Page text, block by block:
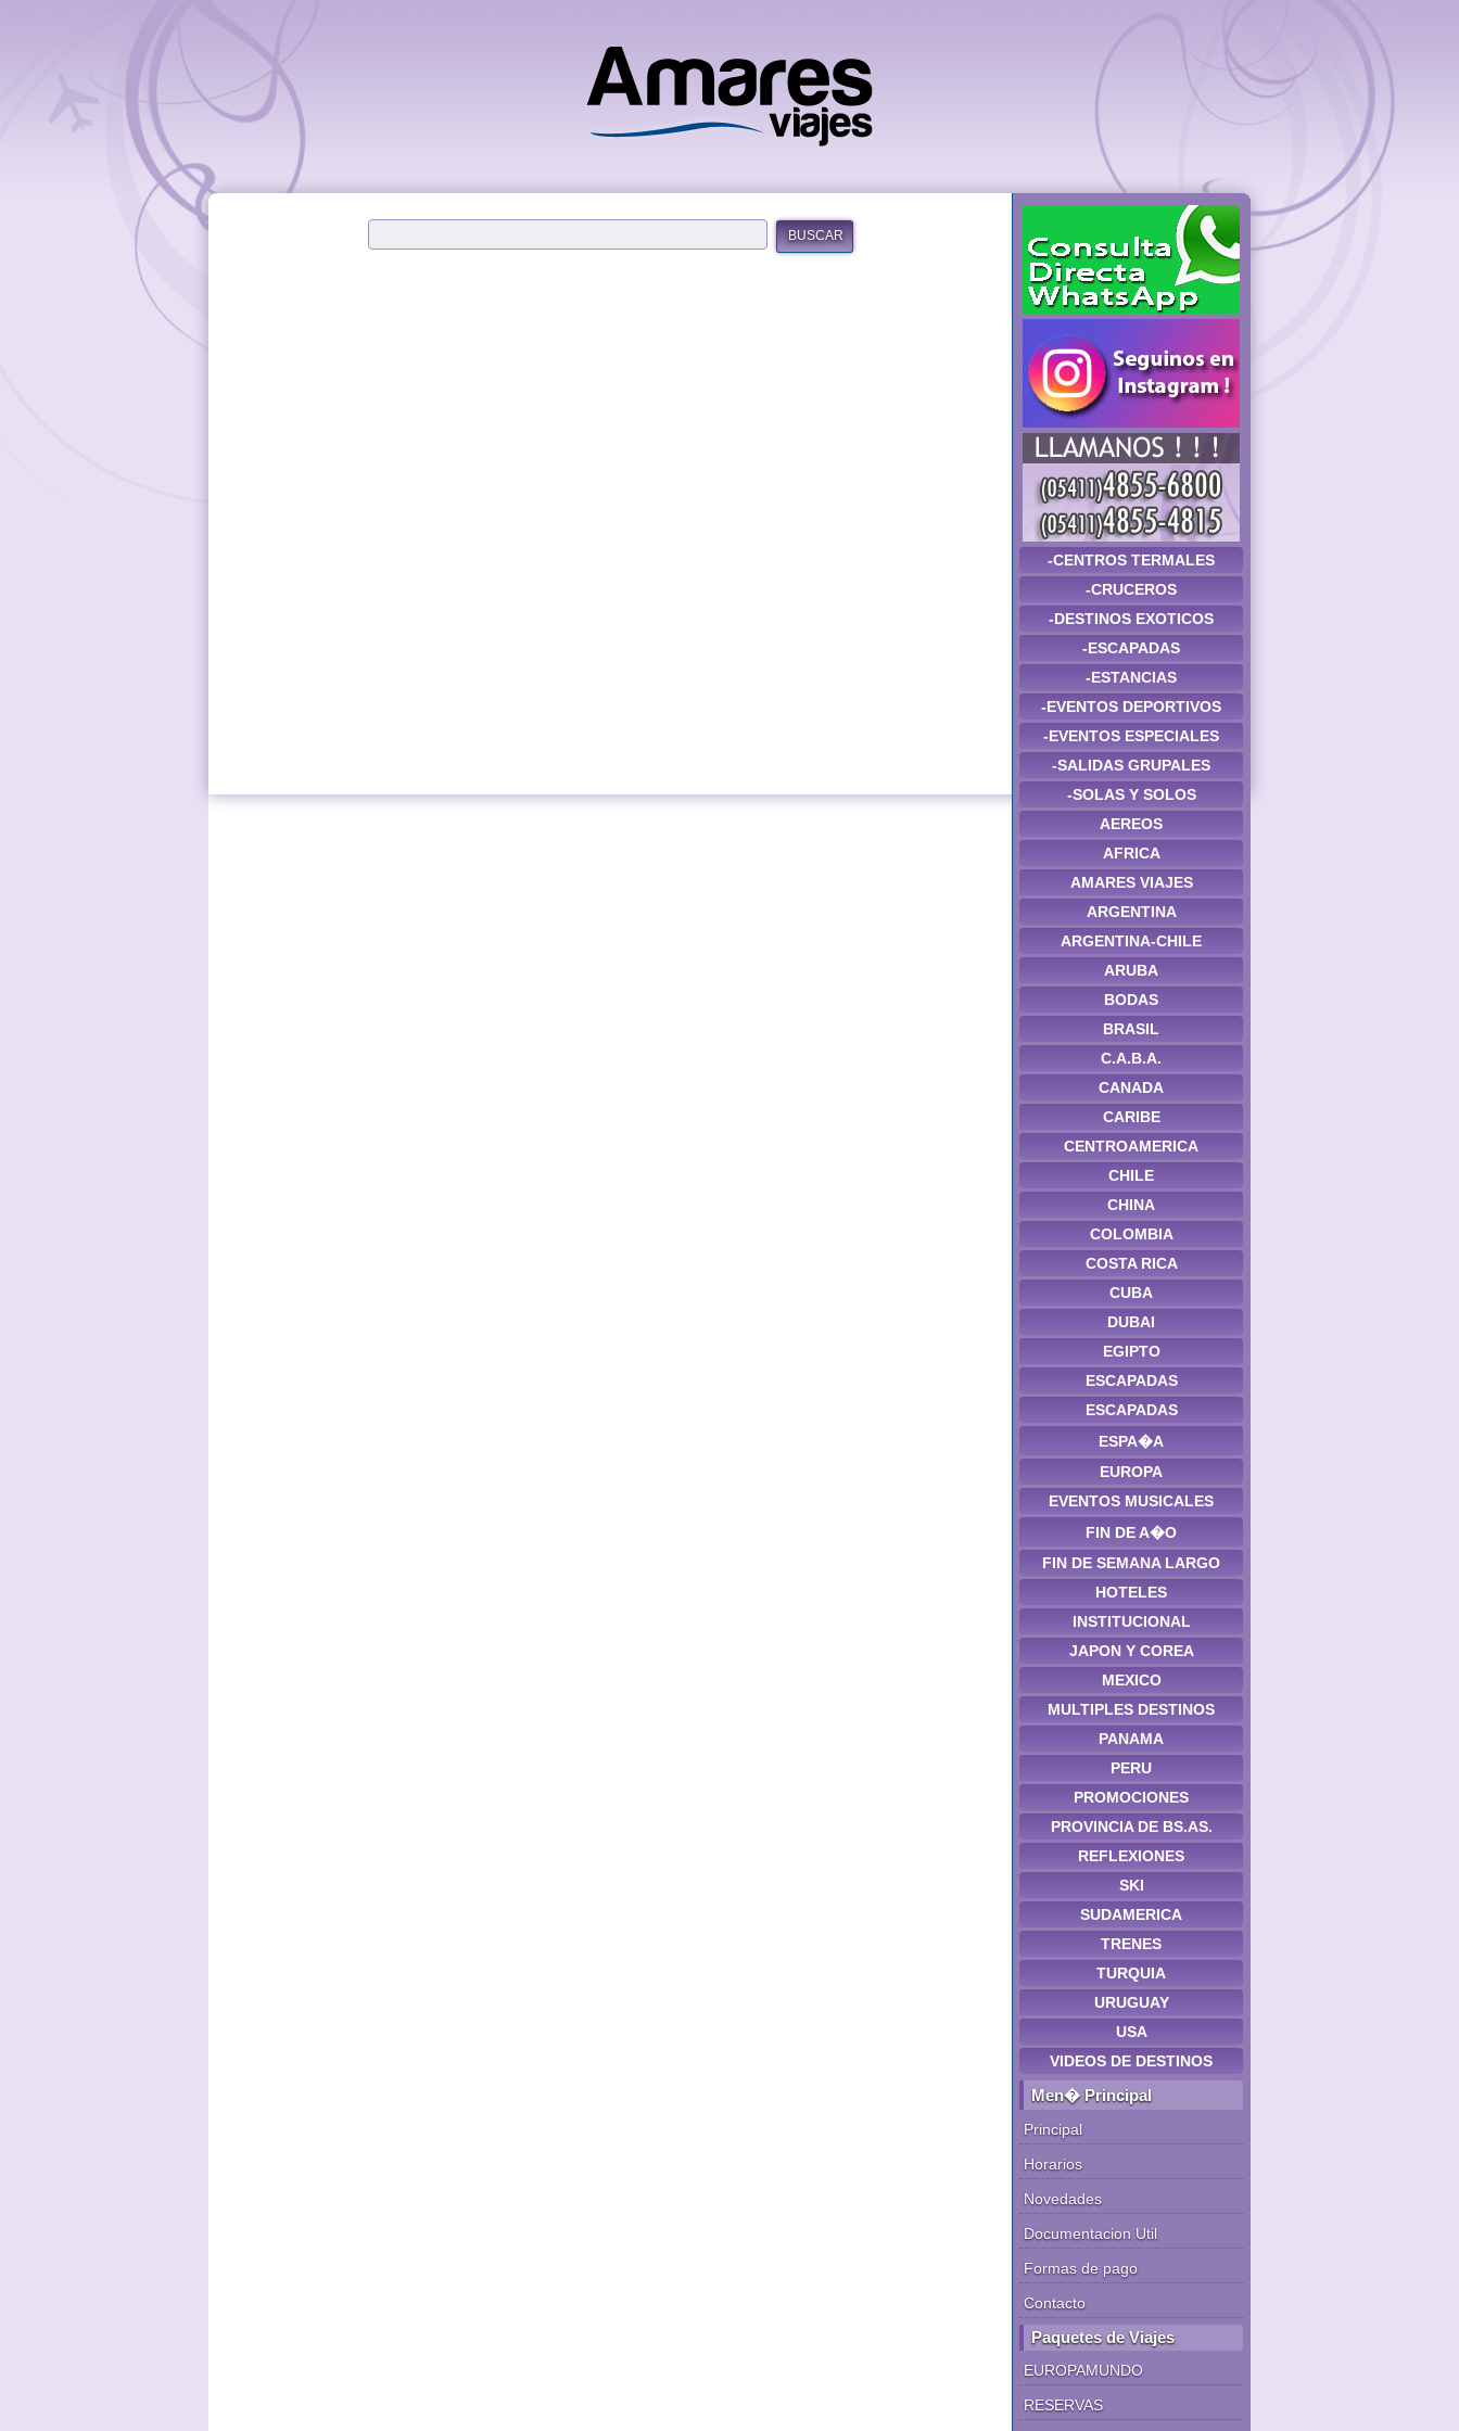
-CENTROS TERMALES
-CRUCEROS
-DESTINOS EXOTICOS
-ESCAPADAS
-ESTANCIAS
-EVENTOS DEPORTIVOS
-EVENTOS ESPECIALES
-SALIDAS GRUPALES
-SOLAS Y SOLOS
AEREOS
AFRICA
AMARES VIAJES
ARGENTINA
ARGENTINA-CHILE
ARUBA
BODAS
BRASIL
C.A.B.A.
CANADA
CARIBE
CENTROAMERICA
CHILE
CHINA
COLOMBIA
COSTA RICA
CUBA
DUBAI
EGIPTO
ESCAPADAS
ESCAPADAS
ESPA�A
EUROPA
EVENTOS MUSICALES
FIN DE A�O
FIN DE SEMANA LARGO
HOTELES
INSTITUCIONAL
JAPON Y COREA
MEXICO
MULTIPLES DESTINOS
PANAMA
PERU
PROMOCIONES
PROVINCIA DE BS.AS.
REFLEXIONES
SKI
SUDAMERICA
TRENES
TURQUIA
URUGUAY
USA
VIDEOS DE DESTINOS
Men� Principal
Principal
Horarios
Novedades
Documentacion Util
Formas de pago
Contacto
Paquetes de Viajes
EUROPAMUNDO
RESERVAS
BUSCAR